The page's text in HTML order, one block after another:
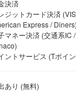
決済
ジットカード決済
Express / Diners)
マネー決済 (交通系IC
ントサービス (Tポイ